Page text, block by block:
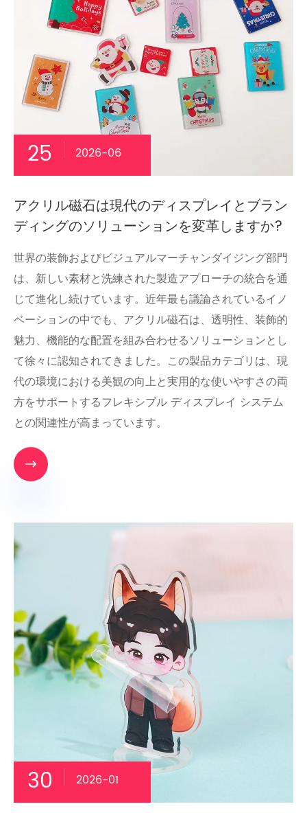
25 2026-06
アクリル磁石は現代のディスプレイとブラン
ディングのソリューションを変革しますか?
世界の装飾およびビジュアルマーチャンダイジング部門
は、新しい素材と洗練された製造アプローチの統合を通
じて進化し続けています。近年最も議論されているイノ
ベーションの中でも、アクリル磁石は、透明性、装飾的
魅力、機能的な配置を組み合わせるソリューションとし
て徐々に認知されてきました。この製品カテゴリは、現
代の環境における美観の向上と実用的な使いやすさの両
方をサポートするフレキシブル ディスプレイ システム
との関連性が高まっています。

30 2026-01